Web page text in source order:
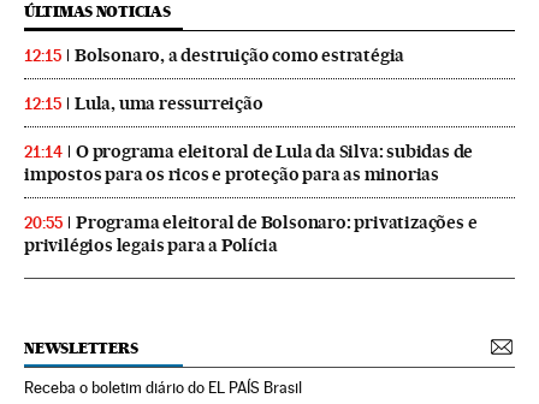
ÚLTIMAS NOTICIAS
12:15 Bolsonaro, a destruição como estratégia
12:15 Lula, uma ressurreição
21:14
O programa eleitoral de Lula da Silva: subidas de
impostos para os ricos e proteção para as minorias
20:55
Programa eleitoral de Bolsonaro: privatizações e
privilégios legais para a Polícia
NEWSLETTERS
Receba o boletim diário do EL PAÍS Brasil